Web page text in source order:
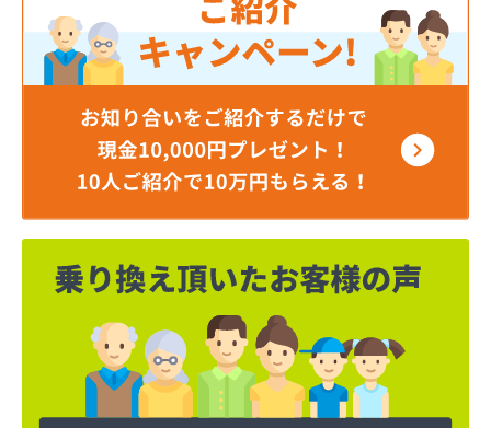
貝印石油株式会社 長野支店
株式会社エナジー内山
株式会社カワネン 本社・ガス事業部
株式会社クレックス 長野営業所
株式会社サイサン 佐久営業所
株式会社サイサン 千曲営業所
株式会社サイサン 長野支店
株式会社サイサン 東御営業所
株式会社セリタ
株式会社セリタ 上田営業所
株式会社タカサワ長野営業所LPG
株式会社ホームエネルギー長野 長野センター
株式会社リビック長野
株式会社叶屋
株式会社高木屋プロパン部
株式会社森田